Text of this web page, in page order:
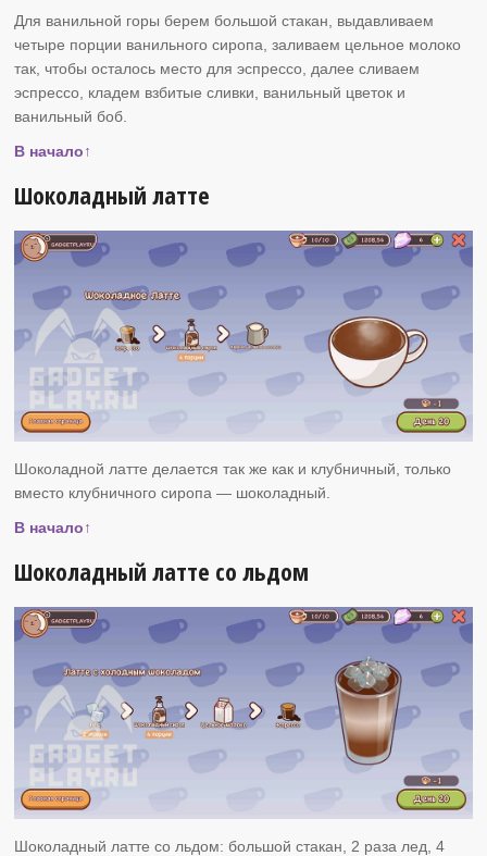
Для ванильной горы берем большой стакан, выдавливаем
четыре порции ванильного сиропа, заливаем цельное молоко
так, чтобы осталось место для эспрессо, далее сливаем
эспрессо, кладем взбитые сливки, ванильный цветок и
ванильный боб.
В начало↑
Шоколадный латте
Шоколадной латте делается так же как и клубничный, только
вместо клубничного сиропа — шоколадный.
В начало↑
Шоколадный латте со льдом
Шоколадный латте со льдом: большой стакан, 2 раза лед, 4